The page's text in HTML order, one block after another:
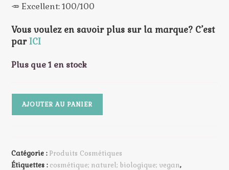
🥕 Excellent: 100/100
Vous voulez en savoir plus sur la marque? C’est
parICI
Plus que 1 en stock
-
Douce
AJOUTER AU PANIER
Catégorie : Produits Cosmétiques
Étiquettes : cosmétique; naturel; biologique; vegan,